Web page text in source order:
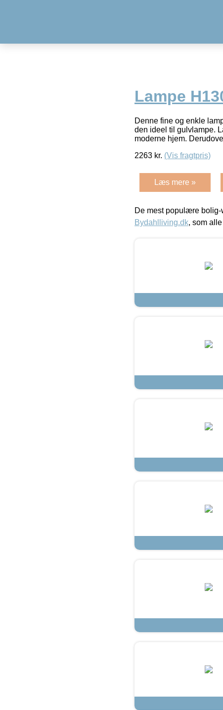
Lampe
Denne fine og enkle
den ideel til gulvlampe.
moderne hjem.
2263 kr. (Vis fragtpris)
Læs mere »
De mest populære
Bydahlliving.dk, som